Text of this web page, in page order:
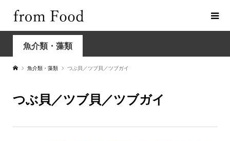
魚介類・藻類
魚介類・藻類 つぶ貝／ツブ貝／ツブガイ
つぶ貝／ツブ貝／ツブガイ